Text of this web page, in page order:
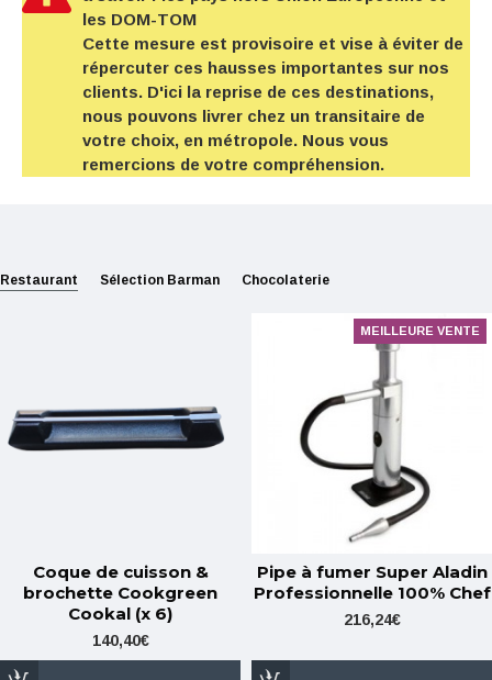
les DOM-TOM
Cette mesure est provisoire et vise à éviter de
répercuter ces hausses importantes sur nos
clients. D'ici la reprise de ces destinations,
nous pouvons livrer chez un transitaire de
votre choix, en métropole. Nous vous
remercions de votre compréhension.
Restaurant Sélection Barman Chocolaterie
Coque de cuisson &
brochette Cookgreen
Cookal (x 6)
140,40€
MEILLEURE VENTE
Pipe à fumer Super Aladin
Professionnelle 100% Chef
216,24€